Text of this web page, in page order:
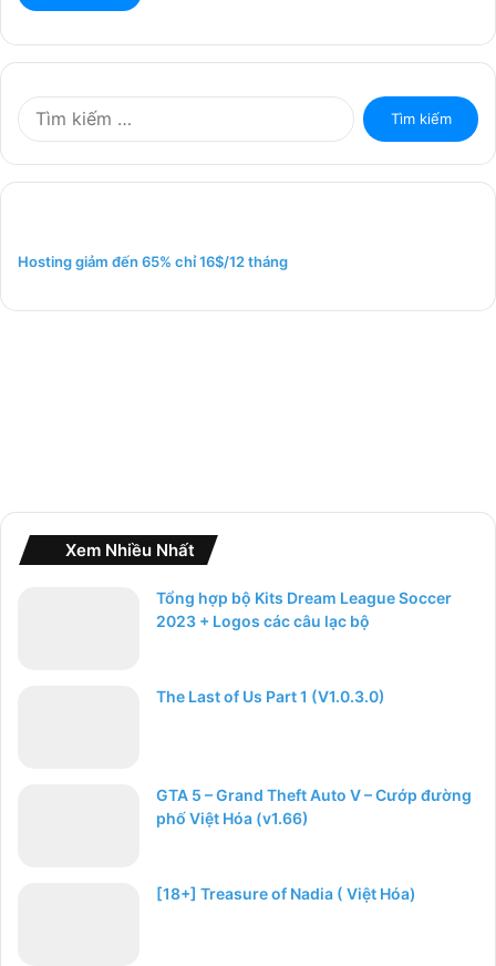
k
o
Hosting giảm đến 65% chỉ 16$/12 tháng
Xem Nhiều Nhất
Tổng hợp bộ Kits Dream League Soccer
2023 + Logos các câu lạc bộ
The Last of Us Part 1 (V1.0.3.0)
GTA 5 – Grand Theft Auto V – Cướp đường
phố Việt Hóa (v1.66)
[18+] Treasure of Nadia ( Việt Hóa)